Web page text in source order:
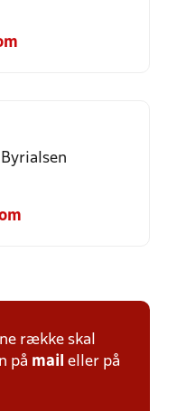
række skal
på mail eller på